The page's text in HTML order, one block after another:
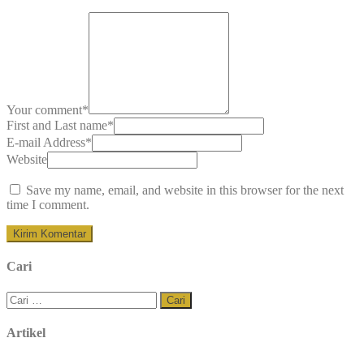
Your comment*
First and Last name*
E-mail Address*
Website
Save my name, email, and website in this browser for the next
time I comment.
Cari
Cari
untuk:
Artikel